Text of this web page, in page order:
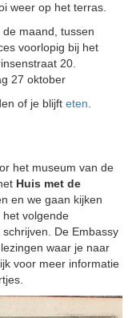
weer op het terras.
maand, tussen
voorlopig bij het
20.
27 oktober
of je blijft eten
het museum van de
Huis met de
en we gaan kijken
volgende
De Embassy
waar je naar
voor meer informatie